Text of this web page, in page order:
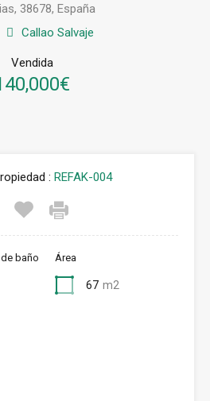
38678, España
Callao Salvaje
Vendida
: REFAK-004
baño Área
67 m2